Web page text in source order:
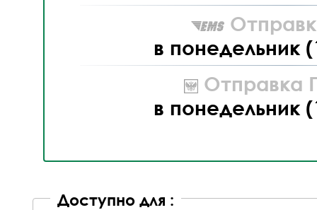
в понедельник
Отправка
в понедельник
Доступно для :